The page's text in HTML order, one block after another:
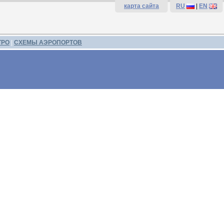
карта сайта RU EN
СХЕМЫ АЭРОПОРТОВ